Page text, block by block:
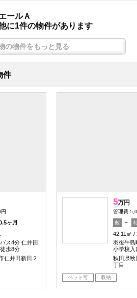
ールＡ
に1件の物件があります
の物件をもっと見る
件
ヶ月
ス4分 仁井田
歩8分
仁井田新田２
5万円
管理費
敷 －
42.11㎡
羽後牛島
小学校入
秋田県秋
丁目
ペット可 収納